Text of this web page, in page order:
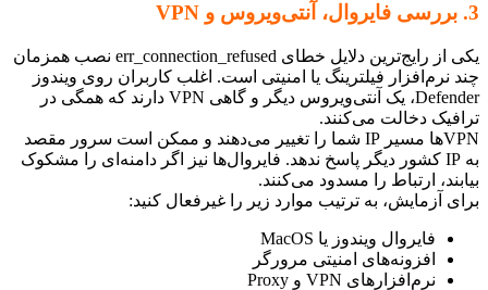
یکی از رایج‌ترین دلایل خطای err_connection_refused نصب همزمان
نرم‌افزار فیلترینگ یا امنیتی است. اغلب کاربران روی ویندوز
Defender، یک آنتی‌ویروس دیگر و گاهی VPN دارند که همگی در
دخالت می‌کنند.
VPNها مسیر IP شما را تغییر می‌دهند و ممکن است سرور مقصد
به IP کشور دیگر پاسخ ندهد. فایروال‌ها نیز اگر دامنه‌ای را مشکوک
ارتباط را مسدود می‌کنند.
آزمایش، به ترتیب موارد زیر را غیرفعال کنید:
فایروال ویندوز یا MacOS
افزونه‌های امنیتی مرورگر
نرم‌افزارهای VPN و Proxy